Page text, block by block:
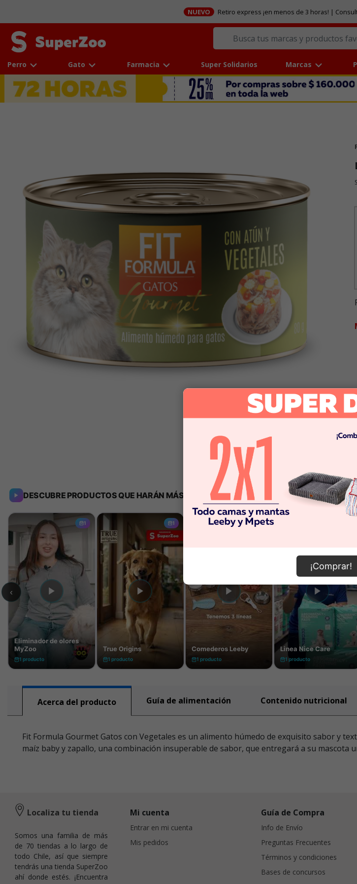
NUEVO Retiro express ¡en menos de 3 horas! |
Perro Gato Farmacia Super Solidarios Marcas
Acerca del producto Guía de alimentación Contenido nutricional
Fit Formula Gourmet Gatos con Vegetales es un alimento húmedo de exquisito sabor y
maíz baby y zapallo, una combinación insuperable de sabor, que entregará a su mascota
¡Comprar!
Localiza tu tienda
Somos una familia de más
de 70 tiendas a lo largo de
todo Chile, así que siempre
tendrás una tienda SuperZoo
ahí donde estés. ¡Encuentra
Mi cuenta
Entrar en mi cuenta
Mis pedidos
Guía de Compra
Info de Envío
Preguntas Frecuentes
Términos y condiciones
Bases de concursos